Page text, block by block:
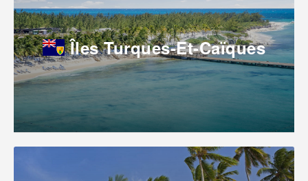
Îles Turques-Et-Caïques